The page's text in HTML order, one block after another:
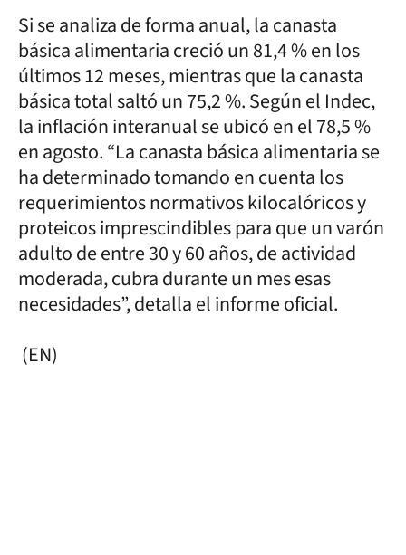
Si se analiza de forma anual, la canasta
básica alimentaria creció un 81,4 % en los
últimos 12 meses, mientras que la canasta
básica total saltó un 75,2 %. Según el Indec,
la inflación interanual se ubicó en el 78,5 %
en agosto. “La canasta básica alimentaria se
ha determinado tomando en cuenta los
requerimientos normativos kilocalóricos y
proteicos imprescindibles para que un varón
adulto de entre 30 y 60 años, de actividad
moderada, cubra durante un mes esas
necesidades”, detalla el informe oficial.
(EN)